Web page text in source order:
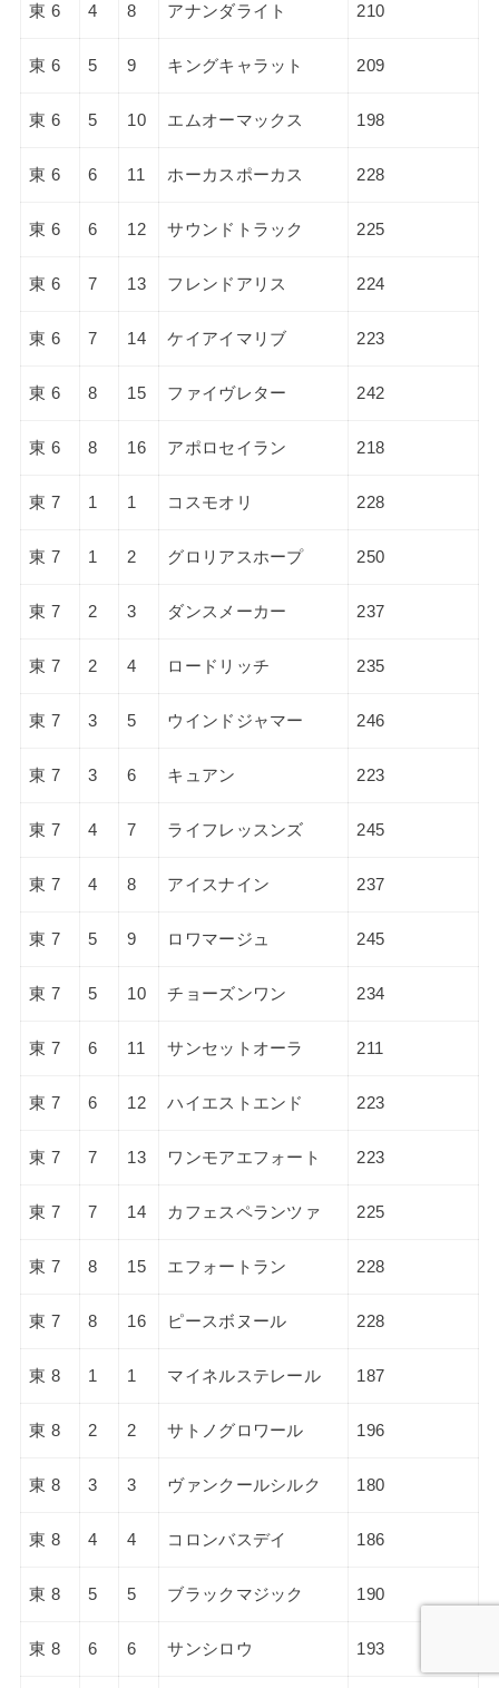
東 6 4 8 アナンダライト 210
東 6 5 9 キングキャラット 209
東 6 5 10 エムオーマックス 198
東 6 6 11 ホーカスポーカス 228
東 6 6 12 サウンドトラック 225
東 6 7 13 フレンドアリス 224
東 6 7 14 ケイアイマリブ 223
東 6 8 15 ファイヴレター 242
東 6 8 16 アポロセイラン 218
東 7 1 1 コスモオリ 228
東 7 1 2 グロリアスホープ 250
東 7 2 3 ダンスメーカー 237
東 7 2 4 ロードリッチ 235
東 7 3 5 ウインドジャマー 246
東 7 3 6 キュアン 223
東 7 4 7 ライフレッスンズ 245
東 7 4 8 アイスナイン 237
東 7 5 9 ロワマージュ 245
東 7 5 10 チョーズンワン 234
東 7 6 11 サンセットオーラ 211
東 7 6 12 ハイエストエンド 223
東 7 7 13 ワンモアエフォート 223
東 7 7 14 カフェスペランツァ 225
東 7 8 15 エフォートラン 228
東 7 8 16 ピースボヌール 228
東 8 1 1 マイネルステレール 187
東 8 2 2 サトノグロワール 196
東 8 3 3 ヴァンクールシルク 180
東 8 4 4 コロンバスデイ 186
東 8 5 5 ブラックマジック 190
東 8 6 6 サンシロウ 193